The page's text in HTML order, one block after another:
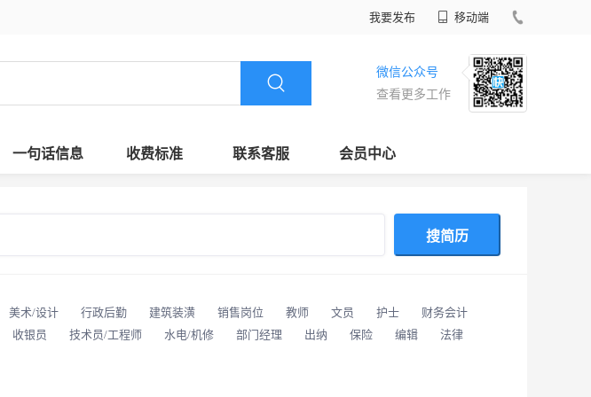
我要发布 移动端
微信公众号
查看更多工作
一句话信息 收费标准 联系客服 会员中心
搜简历
美术/设计 行政后勤 建筑装潢 销售岗位 教师 文员 护士
财务会计
收银员 技术员/工程师 水电/机修 部门经理 出纳 保险 编辑
法律